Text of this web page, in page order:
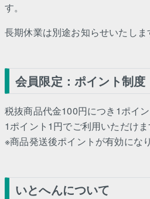
す。
長期休業は別途お知らせいたしま
会員限定：ポイント制度
税抜商品代金100円につき1ポイ
1ポイント1円でご利用いただけま
※商品発送後ポイントが有効になり
いとへんについて